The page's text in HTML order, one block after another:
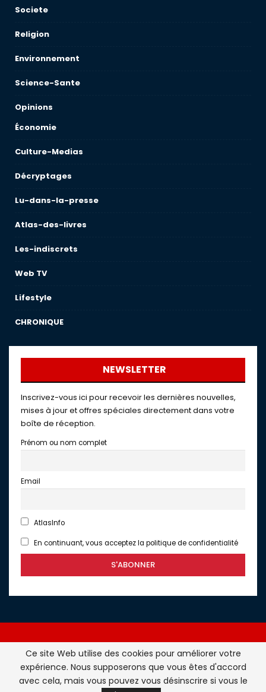
Societe
Religion
Environnement
Science-Sante
Opinions
Économie
Culture-Medias
Décryptages
Lu-dans-la-presse
Atlas-des-livres
Les-indiscrets
Web TV
Lifestyle
CHRONIQUE
NEWSLETTER
Inscrivez-vous ici pour recevoir les dernières nouvelles,
mises à jour et offres spéciales directement dans votre
boîte de réception.
Prénom ou nom complet
Email
AtlasInfo
En continuant, vous acceptez la politique de confidentialité
Atlasinfo.fr : l'essentiel de l'actualité de la France et du
Maghreb © Tous Droits Réservés - Atlasinfo- 2026
Ce site Web utilise des cookies pour améliorer votre
expérience. Nous supposerons que vous êtes d'accord
avec cela, mais vous pouvez vous désinscrire si vous le